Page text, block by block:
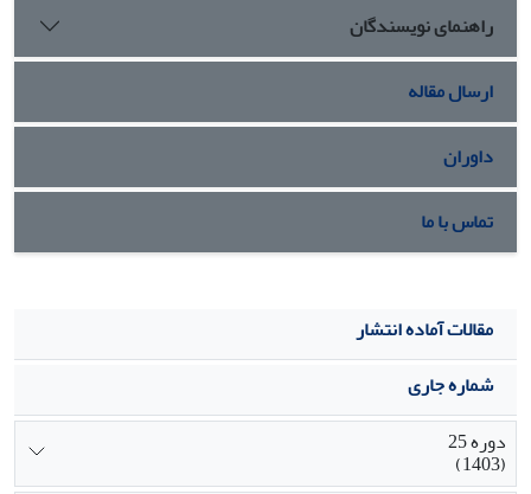
جنسیتى و کمترین میزان آگاهى مربوط به حقوق مدنى بوده است.
راهنمای نویسندگان
ارسال مقاله
داوران
تماس با ما
مقالات آماده انتشار
شماره جاری
دوره 25
(1403)